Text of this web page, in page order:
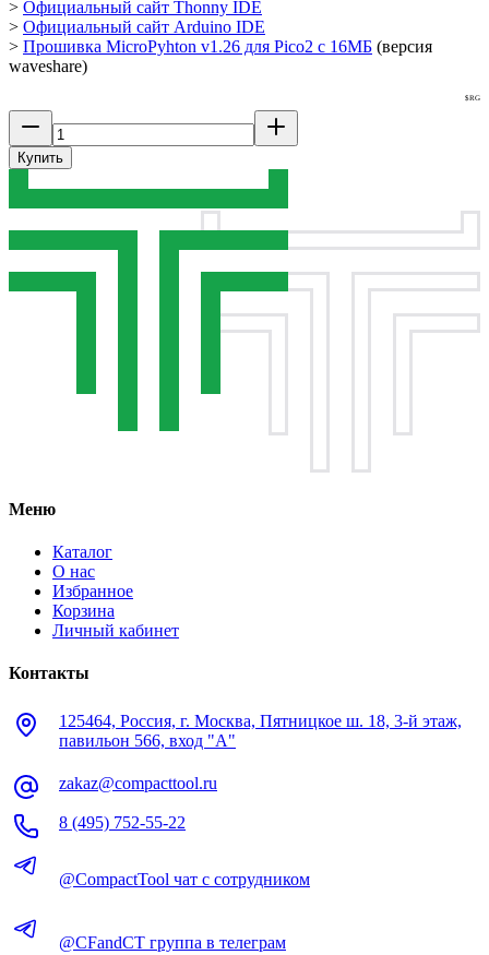
> Официальный сайт Thonny IDE
> Официальный сайт Arduino IDE
> Прошивка MicroPyhton v1.26 для Pico2 с 16МБ (версия
waveshare)
$RG
Купить
Меню
Каталог
О нас
Избранное
Корзина
Личный кабинет
Контакты
125464, Россия, г. Москва, Пятницкое ш. 18, 3-й этаж,
павильон 566, вход "А"
zakaz@compacttool.ru
8 (495) 752-55-22
@CompactTool чат с сотрудником
@CFandCT группа в телеграм